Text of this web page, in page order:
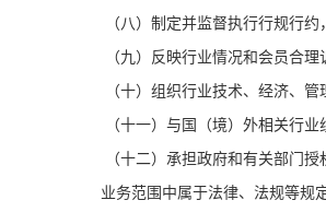
（八）制定并监督执行行规行
（九）反映行业情况和会员合
（十）组织行业技术、经济、
（十一）与国（境）外相关行
（十二）承担政府和有关部门授
业务范围中属于法律、法规等规